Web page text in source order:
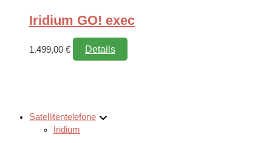
Satellitentelefone
Iridium
Iridium GO! exec
1.499,00 € Details